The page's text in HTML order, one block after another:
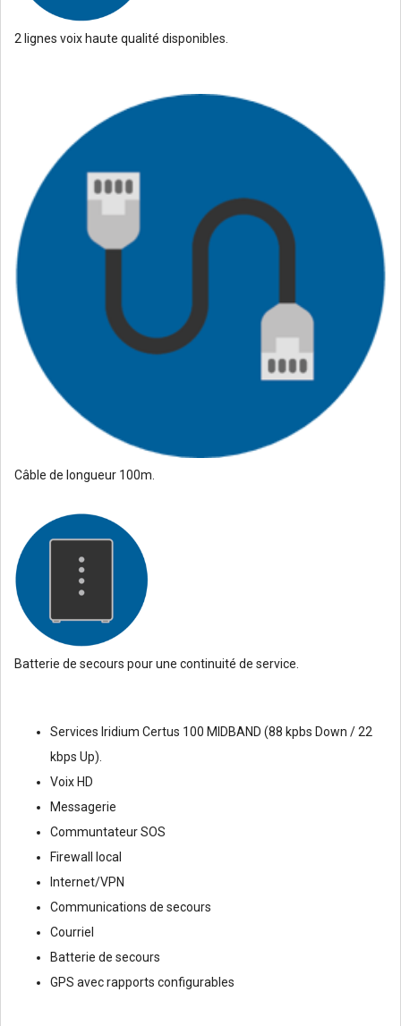
2 lignes voix haute qualité disponibles.
Câble de longueur 100m.
Batterie de secours pour une continuité de service.
Services Iridium Certus 100 MIDBAND (88 kpbs Down / 22
kbps Up).
Voix HD
Messagerie
Communtateur SOS
Firewall local
Internet/VPN
Communications de secours
Courriel
Batterie de secours
GPS avec rapports configurables